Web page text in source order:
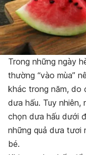
Trong những ngày
thường “vào mùa”
khác trong năm, do
dưa hấu. Tuy nhiên,
chọn dưa hấu dưới
những quả dưa tươi
bé.